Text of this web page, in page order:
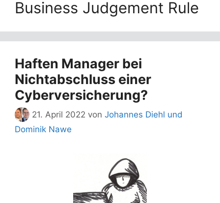
Business Judgement Rule
Haften Manager bei
Nichtabschluss einer
Cyberversicherung?
21. April 2022 von Johannes Diehl und
Dominik Nawe